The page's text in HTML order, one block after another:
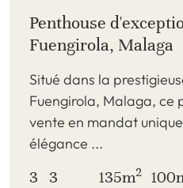
Penthouse
Fuengirola, Malaga
Situé dans la
Fuengirola, Malaga, ce
vente en mandat
élégance ...
3 3 135m2